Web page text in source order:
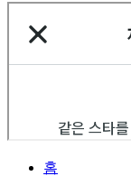
홈